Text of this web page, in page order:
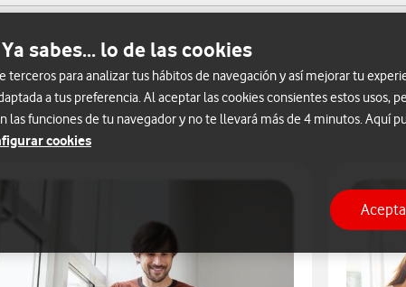
Ya sabes... lo de las cookies
terceros para analizar tus hábitos de navegación y así mejorar tu
a tus preferencia. Al aceptar las cookies consientes estos usos,
funciones de tu navegador y no te llevará más de 4 minutos. Aquí
cookies